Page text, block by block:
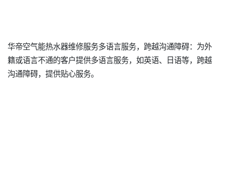
华帝空气能热水器维修服务多语言服务，跨越沟通障碍：为外
籍或语言不通的客户提供多语言服务，如英语、日语等，跨越
沟通障碍，提供贴心服务。